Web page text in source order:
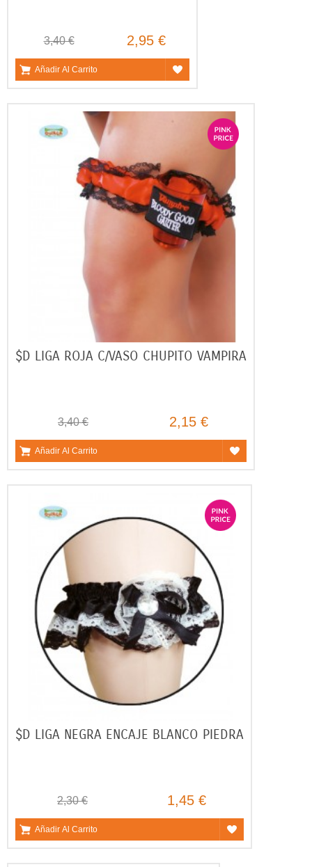
3,40 € 2,95 €
Añadir Al Carrito
$D LIGA ROJA C/VASO CHUPITO VAMPIRA
3,40 € 2,15 €
Añadir Al Carrito
$D LIGA NEGRA ENCAJE BLANCO PIEDRA
2,30 € 1,45 €
Añadir Al Carrito